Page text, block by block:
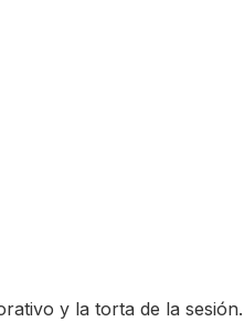
y la torta de la sesión.